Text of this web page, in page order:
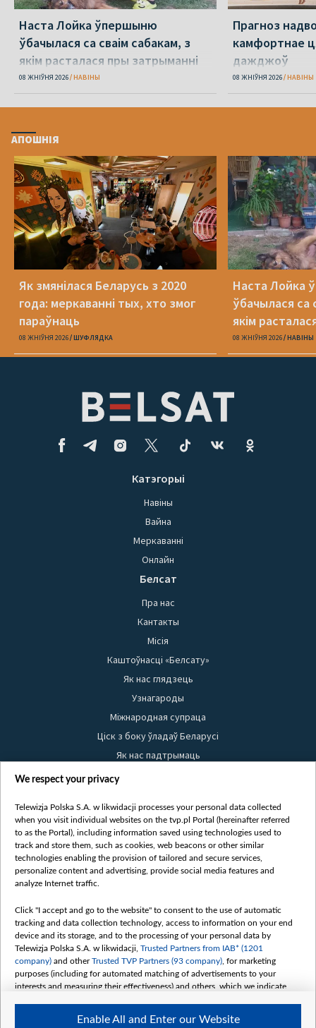
Наста Лойка ўпершыню
ўбачылася са сваім сабакам, з
якім расталася пры затрыманні
амаль 4 гады таму
08 ЖНІЎНЯ 2026 НАВІНЫ
Прагноз
камфортнае
дажджоў
08 ЖНІЎНЯ 2026 НАВІНЫ
АПОШНІЯ
Як змянілася Беларусь з 2020
года: меркаванні тых, хто змог
параўнаць
08 ЖНІЎНЯ 2026 ШУФЛЯДКА
Наста Лойка
ўбачылася са
якім
амаль 4 гады
08 ЖНІЎНЯ 2026 НАВІНЫ
Катэгорыі
Навіны
Вайна
Меркаванні
Онлайн
Белсат
Пра нас
Кантакты
Місія
Каштоўнасці «Белсату»
Як нас глядзець
Узнагароды
Міжнародная супраца
Ціск з боку ўладаў Беларусі
Як нас падтрымаць
Правілы выкарыстання матэрыялаў
Бяспека
Youtube
Белсат news
Белсат Shorts
Жэстачайшы мульт
Belsat English
Biełsat PL
Белсат Now
Белсат History
Белсат Music
We respect your privacy
Telewizja Polska S.A. w likwidacji processes your personal data collected
when you visit individual websites on the tvp.pl Portal (hereinafter referred
to as the Portal), including information saved using technologies used to
track and store them, such as cookies, web beacons or other similar
technologies enabling the provision of tailored and secure services,
personalize content and advertising, provide social media features and
analyze Internet traffic.
Click "I accept and go to the website" to consent to the use of automatic
tracking and data collection technology, access to information on your end
device and its storage, and to the processing of your personal data by
Telewizja Polska S.A. w likwidacji, Trusted Partners from IAB* (1201
company) and otherTrusted TVP Partners (93 company) , for marketing
purposes (including for automated matching of advertisements to your
interests and measuring their effectiveness) and others, which we indicate
The purposes of processing your data by TVP S.A. w likwidacji are as
Enable All and Enter our Website